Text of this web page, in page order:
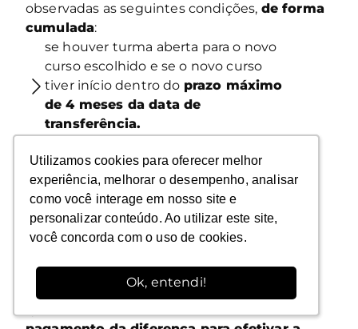
Utilizamos cookies para oferecer melhor
experiência, melhorar o desempenho, analisar
como você interage em nosso site e
personalizar conteúdo. Ao utilizar este site,
você concorda com o uso de cookies.
Ok, entendi!
Utilizamos cookies para oferecer melhor
experiência, melhorar o desempenho, analisar
como você interage em nosso site e
personalizar conteúdo. Ao utilizar este site,
você concorda com o uso de cookies.
Ok, entendi!
observadas as seguintes condições, de forma
cumulada:
se houver turma aberta para o novo
curso escolhido e se o novo curso
tiver início dentro do prazo máximo
de 4 meses da data de
transferência.
no mínimo,30 dias de
antecedência do início do novo
curso escolhido.
desde que limitado a 1
de 1 ano.
Caso você opte por um curso de maior valor